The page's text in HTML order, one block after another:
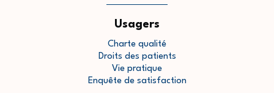
Usagers
Charte qualité
Droits des patients
Vie pratique
Enquête de satisfaction